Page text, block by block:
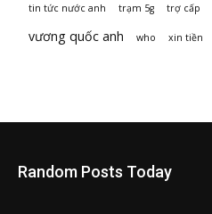
tin tức nước anh trạm 5g trợ cấp
vương quốc anh who xin tiền
Random Posts Today